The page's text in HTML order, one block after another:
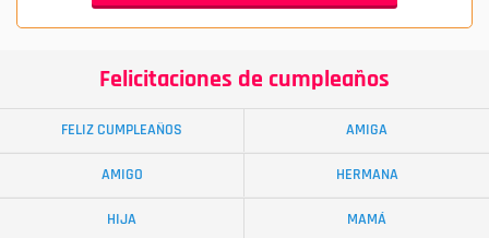
Felicitaciones de cumpleaños
FELIZ CUMPLEAÑOS AMIGA
AMIGO HERMANA
HIJA MAMÁ